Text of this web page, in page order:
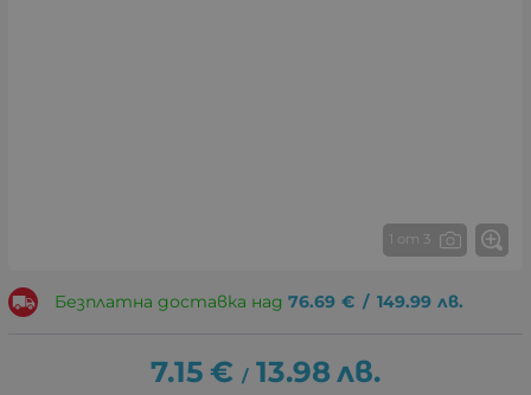
1 от 3
Безплатна доставка над 76.69 € / 149.99 лв.
7.15 € / 13.98лв.